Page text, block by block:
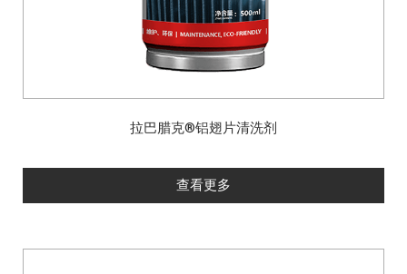
拉巴腊克®铝翅片清洗剂
查看更多